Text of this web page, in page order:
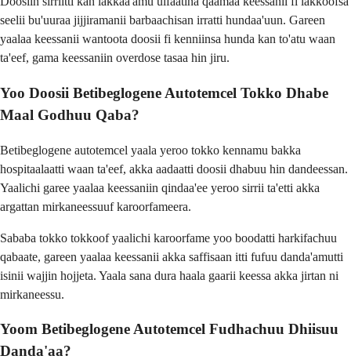
seelii bu'uuraa jijjiramanii barbaachisan irratti hundaa'uun. Gareen
yaalaa keessanii wantoota doosii fi kenniinsa hunda kan to'atu waan
ta'eef, gama keessaniin overdose tasaa hin jiru.
Yoo Doosii Betibeglogene Autotemcel Tokko Dhabe
Maal Godhuu Qaba?
Betibeglogene autotemcel yaala yeroo tokko kennamu bakka
hospitaalaatti waan ta'eef, akka aadaatti doosii dhabuu hin dandeessan.
Yaalichi garee yaalaa keessaniin qindaa'ee yeroo sirrii ta'etti akka
argattan mirkaneessuuf karoorfameera.
Sababa tokko tokkoof yaalichi karoorfame yoo boodatti harkifachuu
qabaate, gareen yaalaa keessanii akka saffisaan itti fufuu danda'amutti
isinii wajjin hojjeta. Yaala sana dura haala gaarii keessa akka jirtan ni
mirkaneessu.
Yoom Betibeglogene Autotemcel Fudhachuu Dhiisuu
Danda'aa?